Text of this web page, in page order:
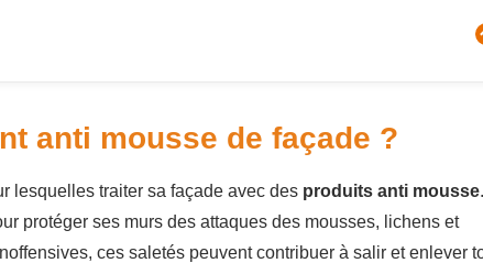
anti mousse de façade ?
lesquelles traiter sa façade avec des produits anti mousse.
protéger ses murs des attaques des mousses, lichens et
ces saletés peuvent contribuer à salir et enlever